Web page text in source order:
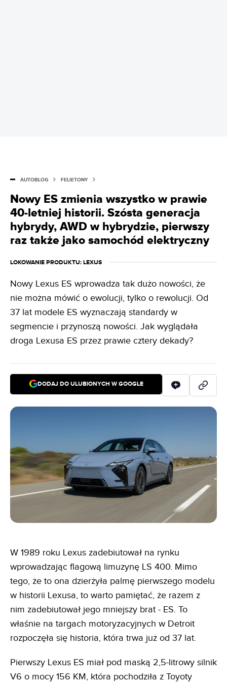
AUTOBLOG FELIETONY
Nowy ES zmienia wszystko w prawie
40-letniej historii. Szósta generacja
hybrydy, AWD w hybrydzie, pierwszy
raz także jako samochód elektryczny
LOKOWANIE PRODUKTU: LEXUS
Nowy Lexus ES wprowadza tak dużo nowości, że
nie można mówić o ewolucji, tylko o rewolucji. Od
37 lat modele ES wyznaczają standardy w
segmencie i przynoszą nowości. Jak wyglądała
droga Lexusa ES przez prawie cztery dekady?
DODAJ DO ULUBIONYCH W GOOGLE
W 1989 roku Lexus zadebiutował na rynku
wprowadzając flagową limuzynę LS 400. Mimo
tego, że to ona dzierżyła palmę pierwszego modelu
w historii Lexusa, to warto pamiętać, że razem z
nim zadebiutował jego mniejszy brat - ES. To
właśnie na targach motoryzacyjnych w Detroit
rozpoczęła się historia, która trwa już od 37 lat.
Pierwszy Lexus ES miał pod maską 2,5-litrowy silnik
V6 o mocy 156 KM, która pochodziła z Toyoty